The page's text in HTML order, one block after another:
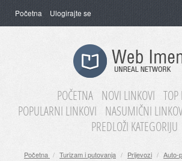
Početna Ulogirajte se
POČETNA NOVI LINKOVI TOP
POPULARNI LINKOVI
NASUMIČNI
PREDLOŽI KATEGORIJU
Početna / Turizam i putovanja / Prijevozi / Auto-